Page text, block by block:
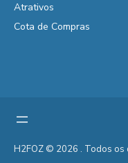
Atrativos
Cota de Compras
H2FOZ © 2026 . Todos os